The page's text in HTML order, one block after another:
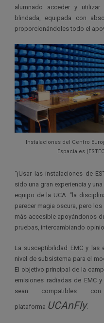
alumnado acceder y
blindada, equipada con
proporcionándoles todo el
Instalaciones del Centro
Espaciales
“¡Usar las instalaciones de
sido una gran experiencia y
equipo de la UCA: “la
parecer magia oscura, pero
más accesible apoyándonos
pruebas, intercambiando
La susceptibilidad EMC y las
nivel de subsistema para el
El objetivo principal de la
emisiones radiadas de EMC
sean compatibles
plataforma UCAnFly.